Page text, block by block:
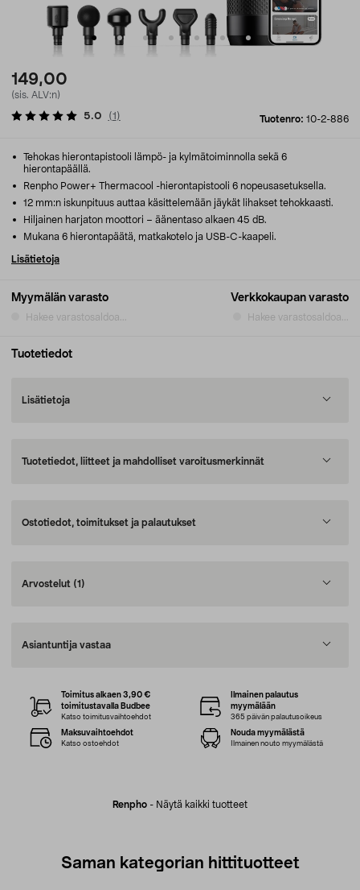
149,00
(sis. ALV:n)
Tuotenro: 10-2-886
5.0 (1 )
Myymälän varasto
Hakee varastosaldoa...
Verkkokaupan varasto
Hakee varastosaldoa...
Tehokas hierontapistooli lämpö- ja kylmätoiminnolla sekä 6
hierontapäällä.
Renpho Power+ Thermacool -hierontapistooli 6 nopeusasetuksella.
12 mm:n iskunpituus auttaa käsittelemään jäykät lihakset tehokkaasti.
Hiljainen harjaton moottori – äänentaso alkaen 45 dB.
Mukana 6 hierontapäätä, matkakotelo ja USB-C-kaapeli.
Lisätietoja
Tuotetiedot
Lisätietoja
Tuotetiedot, liitteet ja mahdolliset varoitusmerkinnät
Ostotiedot, toimitukset ja palautukset
Arvostelut (1)
Asiantuntija vastaa
Renpho - Näytä kaikki tuotteet
Toimitus alkaen 3,90 €
toimitustavalla Budbee
Katso toimitusvaihtoehdot
Ilmainen palautus
myymälään
365 päivän palautusoikeus
Maksuvaihtoehdot
Katso ostoehdot
Nouda myymälästä
Ilmainen nouto myymälästä
Saman kategorian hittituotteet